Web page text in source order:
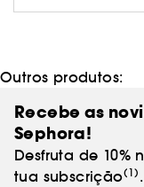
Outros produtos:
Recebe as
Sephora!
Desfruta de
tua subscrição(1) .